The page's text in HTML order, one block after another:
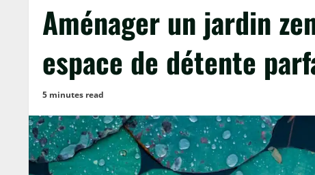
Aménager un jardin
espace de détente
5 minutes read